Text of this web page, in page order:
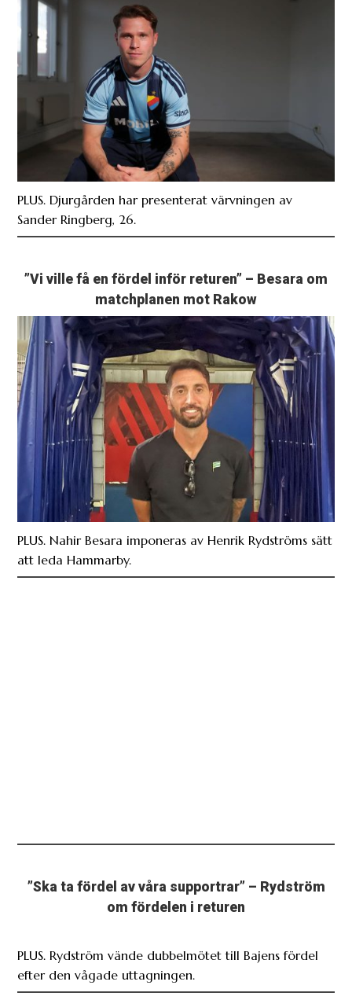
PLUS. Djurgården har presenterat värvningen av
Sander Ringberg, 26.
”Vi ville få en fördel inför returen” – Besara om
matchplanen mot Rakow
PLUS. Nahir Besara imponeras av Henrik Rydströms sätt
att leda Hammarby.
”Ska ta fördel av våra supportrar” – Rydström
om fördelen i returen
PLUS. Rydström vände dubbelmötet till Bajens fördel
efter den vågade uttagningen.